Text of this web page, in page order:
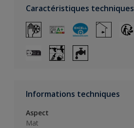
Caractéristiques techniques
Informations techniques
Aspect
Mat